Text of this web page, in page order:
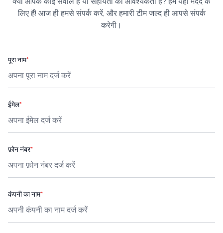
लिए हैं! आज ही हमसे संपर्क करें, और हमारी टीम जल्द ही आपसे संपर्क
करेगी।
पूरा नाम*
ईमेल*
फ़ोन नंबर*
कंपनी का नाम*